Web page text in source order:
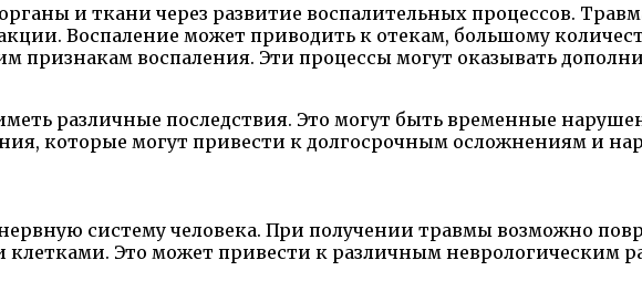
и ткани через развитие воспалительных процессов.
Воспаление может приводить к отекам, большому
воспаления. Эти процессы могут оказывать
различные последствия. Это могут быть временные
которые могут привести к долгосрочным осложнениям и
систему человека. При получении травмы возможно
Это может привести к различным неврологическим